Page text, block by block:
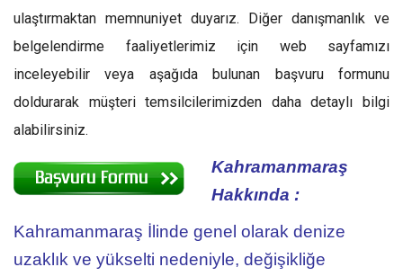
ulaştırmaktan memnuniyet duyarız. Diğer danışmanlık ve
belgelendirme faaliyetlerimiz için web sayfamızı
inceleyebilir veya aşağıda bulunan başvuru formunu
doldurarak müşteri temsilcilerimizden daha detaylı bilgi
alabilirsiniz.
Kahramanmaraş
Hakkında :
Kahramanmaraş İlinde genel olarak denize
uzaklık ve yükselti nedeniyle, değişikliğe